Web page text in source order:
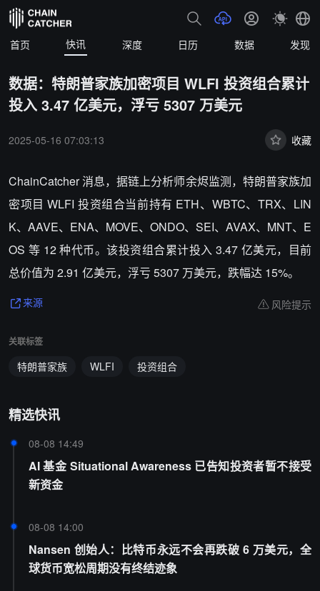
首页 快讯 深度 日历 数据 发现
数据：特朗普家族加密项目 WLFI 投资组合累计
投入 3.47 亿美元，浮亏 5307 万美元
2025-05-16 07:03:13 收藏
ChainCatcher 消息，据链上分析师余烬监测，特朗普家族加
密项目 WLFI 投资组合当前持有 ETH、WBTC、TRX、LIN
K、AAVE、ENA、MOVE、ONDO、SEI、AVAX、MNT、E
OS 等 12 种代币。该投资组合累计投入 3.47 亿美元，目前
总价值为 2.91 亿美元，浮亏 5307 万美元，跌幅达 15%。
来源 风险提示
关联标签
特朗普家族 WLFI 投资组合
精选快讯
08-08 14:49
AI 基金 Situational Awareness 已告知投资者暂不接受
新资金
08-08 14:00
Nansen 创始人：比特币永远不会再跌破 6 万美元，全
球货币宽松周期没有终结迹象